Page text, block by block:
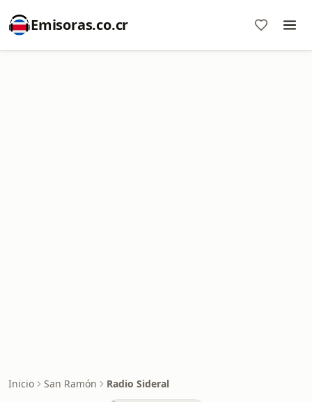
Emisoras.co.cr
Inicio San Ramón Radio Sideral